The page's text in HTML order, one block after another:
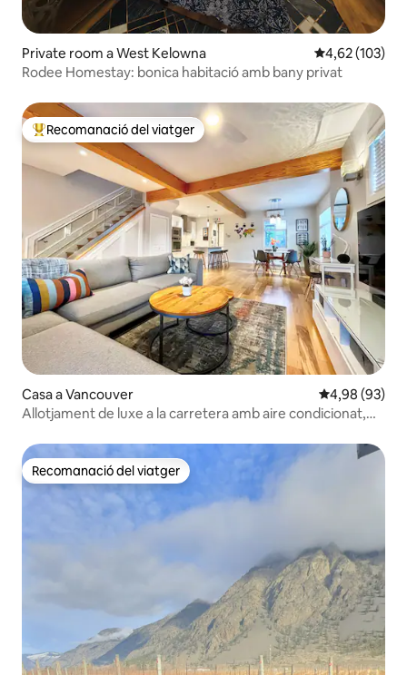
Private room a West Kelowna 4,62 de
4,62 (103)
Rodee Homestay: bonica habitació amb bany privat
Principals recomanacions dels viatgers
Recomanació del viatger
Casa a Vancouver 4,98 de
4,98 (93)
Allotjament de luxe a la carretera amb aire condicionat,
Recomanació del viatger
Recomanació del viatger